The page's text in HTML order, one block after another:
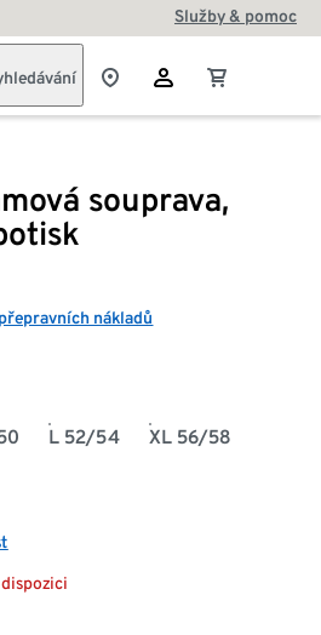
Služby & pomoc
souprava,
nákladů
L 52/54 XL 56/58